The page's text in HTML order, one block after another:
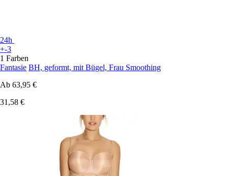
24h
+-3
1 Farben
Fantasie BH, geformt, mit Bügel, Frau Smoothing
Ab 63,95 €
31,58 €